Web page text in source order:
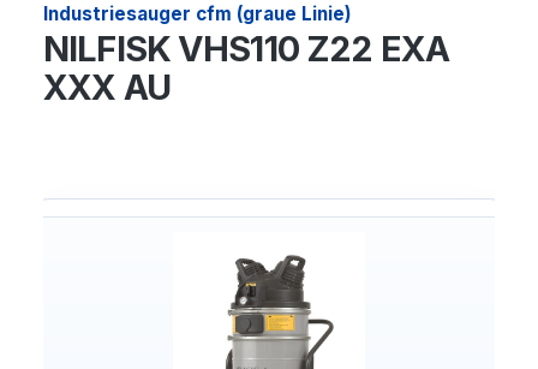
Industriesauger cfm (graue Linie)
NILFISK VHS110 Z22 EXA
XXX AU